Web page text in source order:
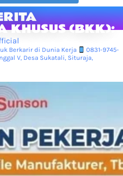
KHUSUS (BKK):
Berkarir di Dunia Kerja
0831-9745-
V, Desa Sukatali, Situraja,